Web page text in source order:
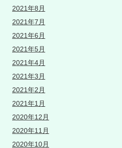
2021年8月
2021年7月
2021年6月
2021年5月
2021年4月
2021年3月
2021年2月
2021年1月
2020年12月
2020年11月
2020年10月